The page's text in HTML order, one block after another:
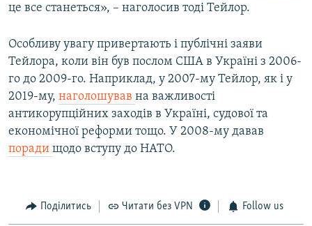
це все станеться», – наголосив тоді Тейлор.
Особливу увагу привертають і публічні заяви
Тейлора, коли він був послом США в Україні з 2006-
го до 2009-го. Наприклад, у 2007-му Тейлор, як і у
2019-му, наголошував на важливості
антикорупційних заходів в Україні, судової та
економічної реформи тощо. У 2008-му давав
поради щодо вступу до НАТО.
Поділитись Читати без VPN Follow us